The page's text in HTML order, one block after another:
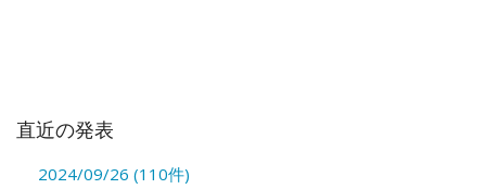
直近の発表
2024/09/26 (110件)